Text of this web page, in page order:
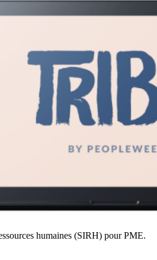
humaines (SIRH) pour PME.